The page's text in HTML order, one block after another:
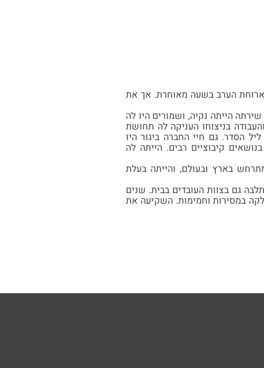
ארוחת הערב בשעה מאוחרת. אך את
הייתה נקיה, ושמורים היו לה
בניצוחו העניקה לה תחושת
הסדר. גם חיי החברה ביגור היו
קיבוציים רבים. הייתה לה
בארץ ובעולם, והייתה בעלת
גם בצוות העובדים בבית. שנים
במסירות וחמימות. השקיעה את